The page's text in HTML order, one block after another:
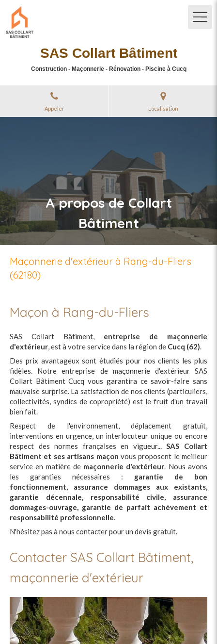
SAS Collart Bâtiment
Construction - Maçonnerie - Rénovation - Piscine à Cucq
Appeler Localisation
A propos de Collart
Bâtiment
Maçonnerie d'extérieur à Rang-du-Fliers
(62180)
Maçon à Rang-du-Fliers
SAS Collart Bâtiment, entreprise de maçonnerie
d'extérieur, est à votre service dans la région de Cucq (62).
Des prix avantageux sont étudiés pour nos clients les plus
fidèles. Notre entreprise de maçonnerie d'extérieur SAS
Collart Bâtiment Cucq vous garantira ce savoir-faire sans
mauvaise surprise. La satisfaction de nos clients (particuliers,
collectivités, syndics de copropriété) est le fruit d'un travail
bien fait.
Respect de l'environnement, déplacement gratuit,
interventions en urgence, un interlocuteur unique ou encore
respect des normes françaises en vigueur...SAS Collart
Bâtiment et ses artisans maçon vous proposent le meilleur
service en matière de maçonnerie d'extérieur. Nous avons
les garanties nécessaires : garantie de bon
fonctionnement, assurance dommages aux existants,
garantie décennale, responsabilité civile, assurance
dommages-ouvrage, garantie de parfait achèvement et
responsabilité professionnelle.
N'hésitez pas à nous contacter pour un devis gratuit.
Contacter SAS Collart Bâtiment,
maçonnerie d'extérieur